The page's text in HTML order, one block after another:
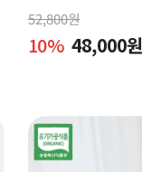
52,800원
10% 48,000원